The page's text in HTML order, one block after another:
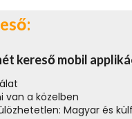
kereső mobil
van a közelben
Magyar és